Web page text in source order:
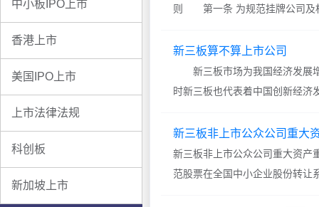
中小板IPO上市
香港上市
美国IPO上市
上市法律法规
科创板
新加坡上市
则 第一条 为规范挂牌公司及
新三板算不算上市公司
新三板市场为我国经济发展增
时新三板也代表着中国创新经济
下。 新三板算不算上市公司
三板公司官方称为非
新三板非上市公众公司重大
新三板非上市公众公司重大资
范股票在全国中小企业股份转让